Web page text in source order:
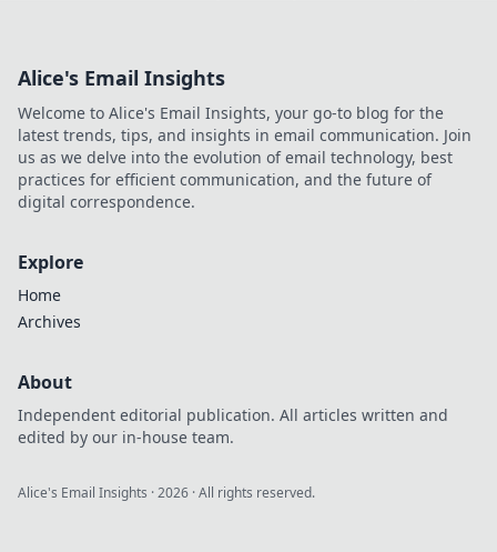
Alice's Email Insights
Welcome to Alice's Email Insights, your go-to blog for the
latest trends, tips, and insights in email communication. Join
us as we delve into the evolution of email technology, best
practices for efficient communication, and the future of
digital correspondence.
Explore
Home
Archives
About
Independent editorial publication. All articles written and
edited by our in-house team.
Alice's Email Insights ·2026 · All rights reserved.